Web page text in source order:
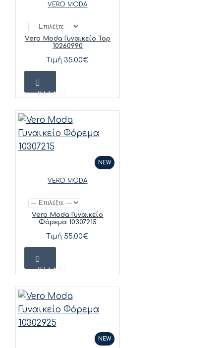
VERO MODA
Vero Moda Γυναικείο Top
10260990
Τιμή 35.00€
ΚΑΛΆΘΙ
NEW
VERO MODA
Vero Moda Γυναικείο
Φόρεμα 10307215
Τιμή 55.00€
ΚΑΛΆΘΙ
NEW